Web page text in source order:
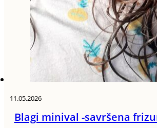
11.05.2026
Blagi minival -savršena